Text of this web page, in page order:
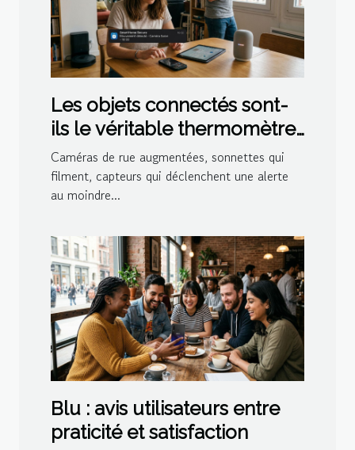
Les objets connectés sont-
ils le véritable thermomètre
de l’actualité sécuritaire ?
Caméras de rue augmentées, sonnettes qui
filment, capteurs qui déclenchent une alerte
au moindre...
Blu : avis utilisateurs entre
praticité et satisfaction